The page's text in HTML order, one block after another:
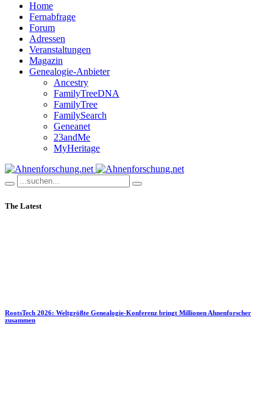
Home
Fernabfrage
Forum
Adressen
Veranstaltungen
Magazin
Genealogie-Anbieter
Ancestry
FamilyTreeDNA
FamilyTree
FamilySearch
Geneanet
23andMe
MyHeritage
The Latest
RootsTech 2026: Weltgrößte Genealogie-Konferenz bringt Millionen Ahnenforscher
zusammen